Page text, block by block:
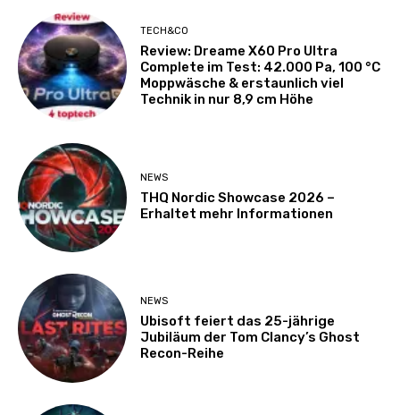
TECH&CO
Review: Dreame X60 Pro Ultra
Complete im Test: 42.000 Pa, 100 °C
Moppwäsche & erstaunlich viel
Technik in nur 8,9 cm Höhe
NEWS
THQ Nordic Showcase 2026 –
Erhaltet mehr Informationen
NEWS
Ubisoft feiert das 25-jährige
Jubiläum der Tom Clancy’s Ghost
Recon-Reihe